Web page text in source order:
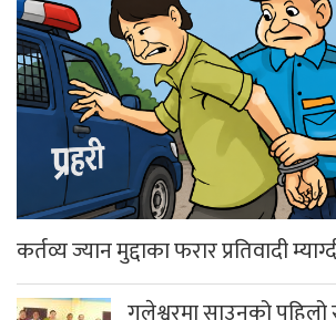
कर्तव्य ज्यान मुद्दाका फरार प्रतिवादी